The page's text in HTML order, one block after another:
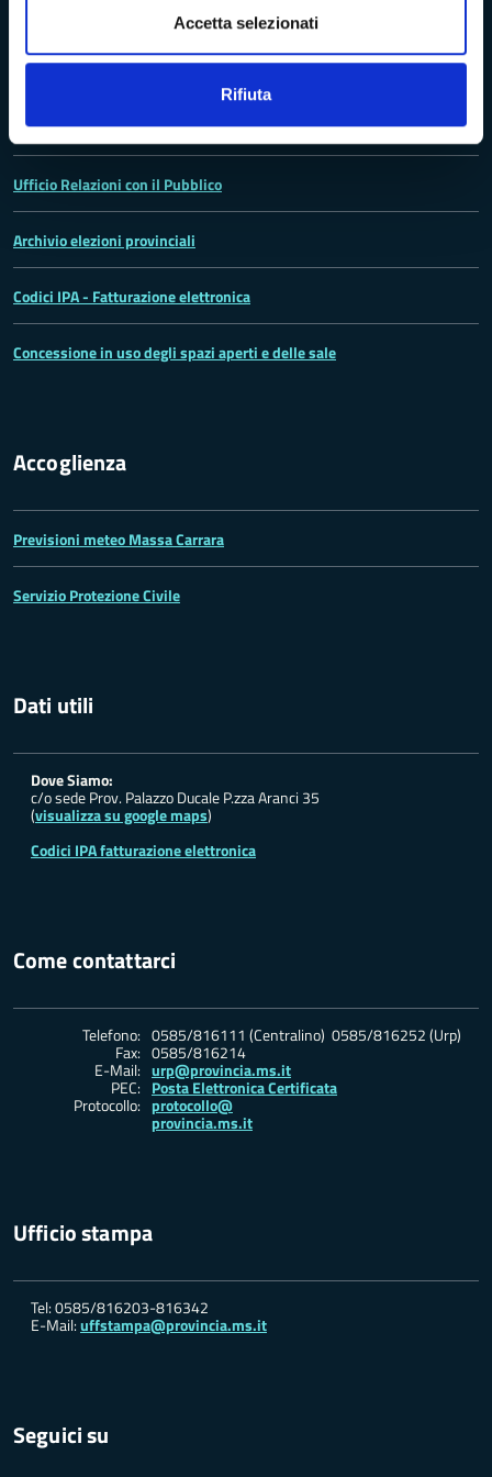
Accetta selezionati
Rifiuta
La Provincia
Lo statuto della Provincia di Massa -Carrara
Ufficio Relazioni con il Pubblico
Archivio elezioni provinciali
Codici IPA - Fatturazione elettronica
Concessione in uso degli spazi aperti e delle sale
Accoglienza
Previsioni meteo Massa Carrara
Servizio Protezione Civile
Dati utili
Dove Siamo:
c/o sede Prov. Palazzo Ducale P.zza Aranci 35
(visualizza su google maps)
Codici IPA fatturazione elettronica
Come contattarci
Telefono: 0585/816111 (Centralino) 0585/816252 (Urp)
Fax: 0585/816214
E-Mail: urp@provincia.ms.it
PEC: Posta Elettronica Certificata
Protocollo: protocollo@
provincia.ms.it
Ufficio stampa
Tel: 0585/816203-816342
E-Mail:uffstampa@provincia.ms.it
Seguici su